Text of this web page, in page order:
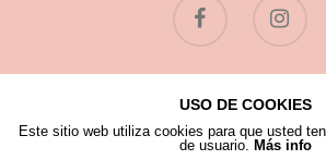
© 2026 Flores
USO DE COOKIES
Este sitio web utiliza cookies para que usted
de usuario. Más info